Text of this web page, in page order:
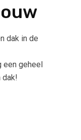
dak in de
een geheel
dak!